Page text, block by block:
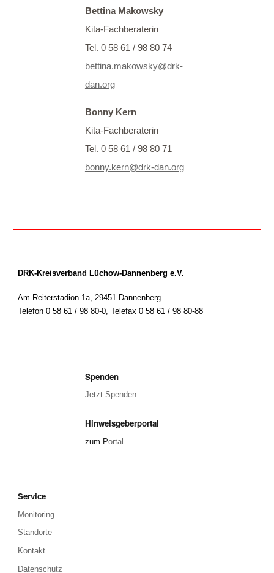
Bettina Makowsky
Kita-Fachberaterin
Tel. 0 58 61 / 98 80 74
bettina.makowsky@drk-
dan.org
Bonny Kern
Kita-Fachberaterin
Tel. 0 58 61 / 98 80 71
bonny.kern@drk-dan.org
DRK-Kreisverband Lüchow-Dannenberg e.V.
Am Reiterstadion 1a, 29451 Dannenberg
Telefon 0 58 61 / 98 80-0,Telefax 0 58 61 / 98 80-88
Spenden
Jetzt Spenden
Hinweisgeberportal
zum Portal
Service
Monitoring
Standorte
Kontakt
Datenschutz